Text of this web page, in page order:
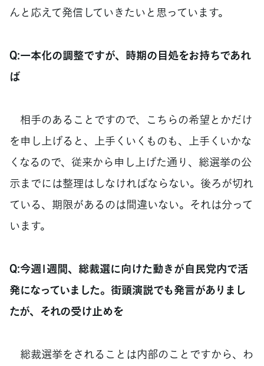
んと応えて発信していきたいと思っています。
Q:一本化の調整ですが、時期の目処をお持ちであれ
ば
相手のあることですので、こちらの希望とかだけ
を申し上げると、上手くいくものも、上手くいかな
くなるので、従来から申し上げた通り、総選挙の公
示までには整理はしなければならない。後ろが切れ
ている、期限があるのは間違いない。それは分って
います。
Q:今週1週間、総裁選に向けた動きが自民党内で活
発になっていました。街頭演説でも発言がありまし
たが、それの受け止めを
総裁選挙をされることは内部のことですから、わ